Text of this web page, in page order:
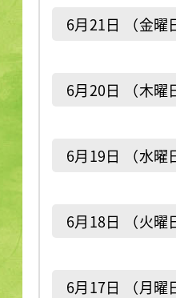
6月21日 （金曜
6月20日 （木曜
6月19日 （水曜
6月18日 （火曜
6月17日 （月曜